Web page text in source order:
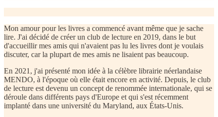
Mon amour pour les livres a commencé avant même que je sache
lire. J'ai décidé de créer un club de lecture en 2019, dans le but
d'accueillir mes amis qui n'avaient pas lu les livres dont je voulais
discuter, car la plupart de mes amis ne lisaient pas beaucoup.
En 2021, j'ai présenté mon idée à la célèbre librairie néerlandaise
MENDO, à l'époque où elle était encore en activité. Depuis, le club
de lecture est devenu un concept de renommée internationale, qui se
déroule dans différents pays d'Europe et qui s'est récemment
implanté dans une université du Maryland, aux États-Unis.